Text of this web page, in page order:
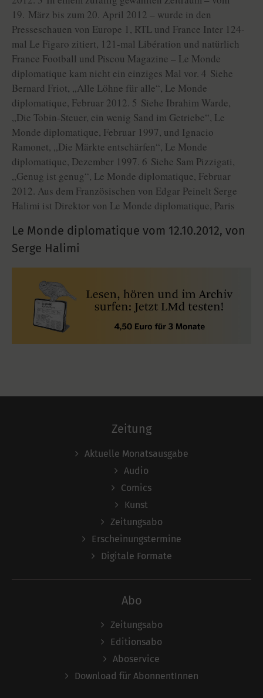
19. März bis zum 20. April 2012 – wurde in den
Presseschauen von Europe 1, RTL und France Inter 124-
mal Le Figaro zitiert, 121-mal Libération und natürlich
France Football und Piscou Magazine – Le Monde
diplomatique kam nicht ein einziges Mal vor. 4 Siehe
Bernard Friot, „Alle Löhne für alle“, Le Monde
diplomatique, Februar 2012. 5 Siehe Ibrahim Warde,
„Die Tobin-Steuer, ein wenig Sand im Getriebe“, Le
Monde diplomatique, Februar 1997, und Ignacio
Ramonet, „Die Märkte entschärfen“, Le Monde
diplomatique, Dezember 1997. 6 Siehe Sam Pizzigati,
„Genug ist genug“, Le Monde diplomatique, Februar
2012. Aus dem Französischen von Edgar Peinelt Serge
Halimi ist Direktor von Le Monde diplomatique, Paris
Le Monde diplomatique vom 12.10.2012, von
Serge Halimi
Zeitung
Aktuelle Monatsausgabe
Audio
Comics
Kunst
Zeitungsabo
Erscheinungstermine
Digitale Formate
Abo
Zeitungsabo
Editionsabo
Aboservice
Download für AbonnentInnen